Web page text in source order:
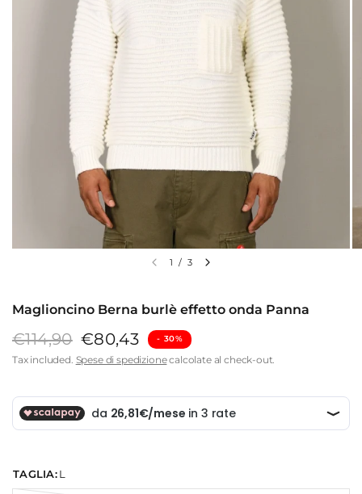
1 / 3
Maglioncino Berna burlè effetto onda Panna
€114,90 €80,43 - ⁠30%
Tax included. Spese di spedizionecalcolate al check-out.
TAGLIA:L